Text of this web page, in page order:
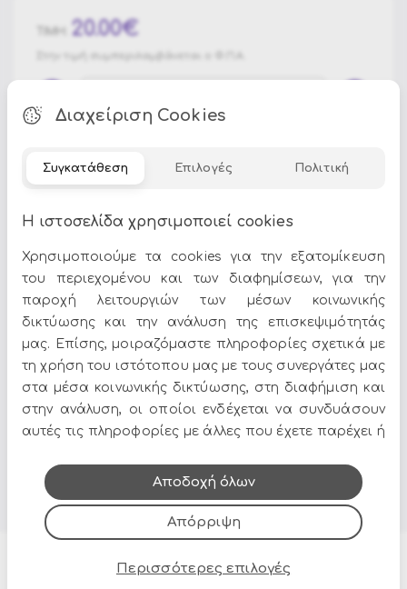
20.00€
Στην τιμή συμπεριλαμβάνεται ο Φ.Π.Α.
Περιλαμβάνεται : Μάσκα με μαλλία
Όλες οι προσφορές και τα νέα του Epilegin,
στο email και τα social media!
Προϊόντα
Διαχείριση Cookies
Συγκατάθεση Επιλογές Πολιτική
Η ιστοσελίδα χρησιμοποιεί cookies
Χρησιμοποιούμε τα cookies για την εξατομίκευση
του περιεχομένου και των διαφημίσεων, για την
παροχή λειτουργιών των μέσων κοινωνικής
δικτύωσης και την ανάλυση της επισκεψιμότητάς
μας. Επίσης, μοιραζόμαστε πληροφορίες σχετικά με
τη χρήση του ιστότοπου μας με τους συνεργάτες μας
στα μέσα κοινωνικής δικτύωσης, στη διαφήμιση και
στην ανάλυση, οι οποίοι ενδέχεται να συνδυάσουν
αυτές τις πληροφορίες με άλλες που έχετε παρέχει ή
τους.
Απόρριψη
Αποδοχή όλων
Περισσότερες επιλογές